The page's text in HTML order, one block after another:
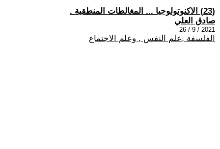
(23) الاكنوتولوجيا ... المغالطات المنطقية .
صادق العلي
2021 / 9 / 26
الفلسفة ,علم النفس , وعلم الاجتماع